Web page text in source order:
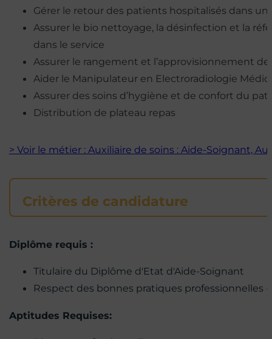
Gérer le retour des patients hospitalisés dans
Assurer le bio nettoyage, la désinfection et la
dans le service
Assurer le rangement et l’approvisionnement
Aider le Manipulateur en Electroradiologie
Assurer des soins d’hygiène et de confort du
Distribution de plateau repas
> Voir le métier : Auxiliaire de soins : Aide-Soignant,
Critères de candidature
Diplôme requis :
Titulaire du Diplôme d'Etat d'Aide-Soignant
Respect des bonnes pratiques professionnelles
Aptitudes Requises: